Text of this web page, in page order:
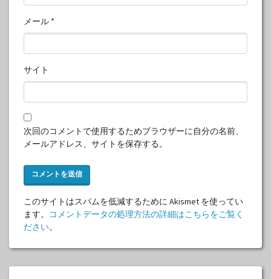
メール *
サイト
次回のコメントで使用するためブラウザーに自分の名前、
メールアドレス、サイトを保存する。
このサイトはスパムを低減するために Akismet を使ってい
ます。
コメントデータの処理方法の詳細はこちらをご覧く
ださい。